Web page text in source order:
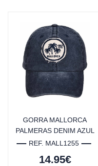
GORRA MALLORCA
PALMERAS DENIM AZUL
REF. MALL1255
14.95€